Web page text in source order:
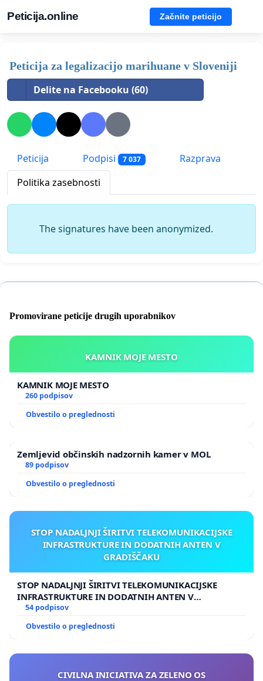
Peticija.online Začnite peticijo
Peticija za legalizacijo marihuane v Sloveniji
Delite na Facebooku (60)
Peticija Podpisi 7 037
Razprava
Politika zasebnosti
The signatures have been anonymized.
Promovirane peticije drugih uporabnikov
KAMNIK MOJE MESTO
KAMNIK MOJE MESTO
260 podpisov
Obvestilo o preglednosti
Zemljevid občinskih nadzornih kamer v MOL
89 podpisov
Obvestilo o preglednosti
STOP NADALJNJI ŠIRITVI TELEKOMUNIKACIJSKE
INFRASTRUKTURE IN DODATNIH ANTEN V
GRADIŠČAKU
STOP NADALJNJI ŠIRITVI TELEKOMUNIKACIJSKE
INFRASTRUKTURE IN DODATNIH ANTEN V
GRADIŠČAKU
54 podpisov
Obvestilo o preglednosti
CIVILNA INICIATIVA ZA ZELENO OS